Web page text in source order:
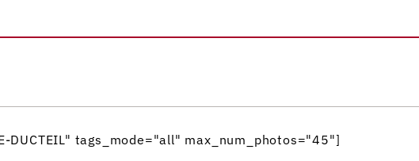
DUCTEIL" tags_mode="all" max_num_photos="45"]